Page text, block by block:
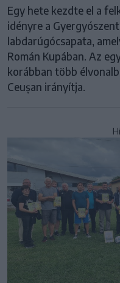
Egy hete kezdte el a
idényre a
labdarúgócsapata,
Román Kupában. Az
korábban több
Ceușan irányítja.